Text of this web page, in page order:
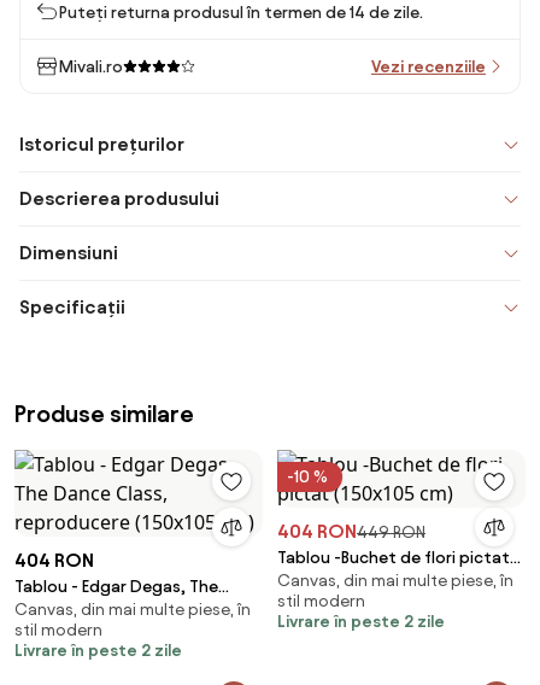
Puteți returna produsul în termen de 14 de zile.
Mivali.ro Vezi recenziile
Istoricul prețurilor
Descrierea produsului
Dimensiuni
Specificații
Produse similare
404 RON
Tablou - Edgar Degas, The
Dance Class, reproducere
(150x105 cm)
Canvas, din mai multe piese, în
stil modern
Livrare în peste 2 zile
-10 %
404 RON449 RON
Tablou -Buchet de flori pictat
(150x105 cm)
Canvas, din mai multe piese, în
stil modern
Livrare în peste 2 zile